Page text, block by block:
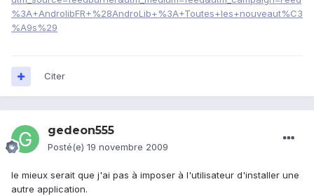
%3A+AndrolibFR+%28AndroLib+%3A+Toutes+les+nouveaut%C3
%A9s%29
Citer
gedeon555
Posté(e) 19 novembre 2009
le mieux serait que j'ai pas à imposer à l'utilisateur d'installer une
autre application.